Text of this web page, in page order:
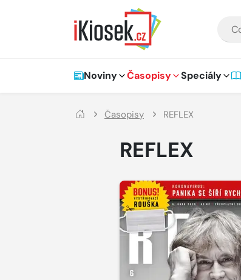
Hlavní navigace
Noviny Časopisy Speciály
Časopisy REFLEX
REFLEX